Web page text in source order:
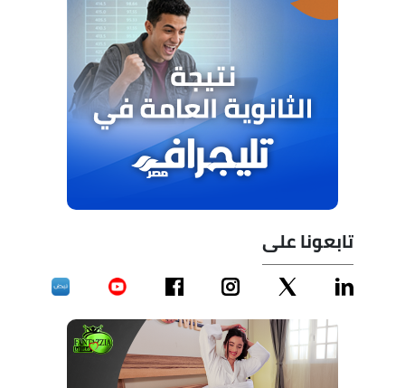
تابعونا على